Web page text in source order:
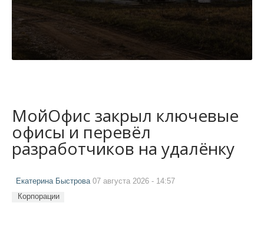
МойОфис закрыл ключевые
офисы и перевёл
разработчиков на удалёнку
Екатерина Быстрова 07 августа 2026 - 14:57
Корпорации